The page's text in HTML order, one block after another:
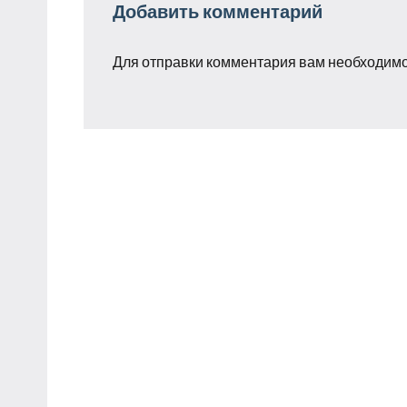
Добавить комментарий
Для отправки комментария вам